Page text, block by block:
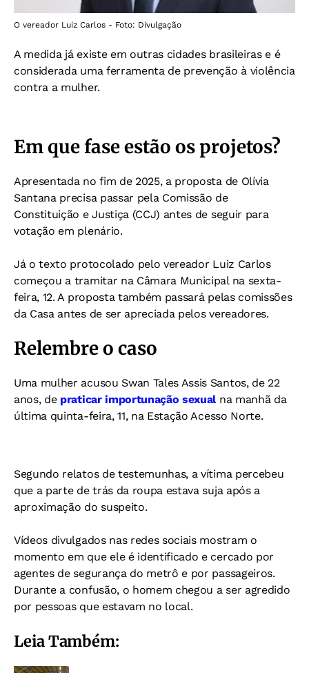
O vereador Luiz Carlos - Foto: Divulgação
A medida já existe em outras cidades brasileiras e é
considerada uma ferramenta de prevenção à violência
contra a mulher.
Em que fase estão os projetos?
Apresentada no fim de 2025, a proposta de Olívia
Santana precisa passar pela Comissão de
Constituição e Justiça (CCJ) antes de seguir para
votação em plenário.
Já o texto protocolado pelo vereador Luiz Carlos
começou a tramitar na Câmara Municipal na sexta-
feira, 12. A proposta também passará pelas comissões
da Casa antes de ser apreciada pelos vereadores.
Relembre o caso
Uma mulher acusou Swan Tales Assis Santos, de 22
anos, de praticar importunação sexual na manhã da
última quinta-feira, 11, na Estação Acesso Norte.
Segundo relatos de testemunhas, a vítima percebeu
que a parte de trás da roupa estava suja após a
aproximação do suspeito.
Vídeos divulgados nas redes sociais mostram o
momento em que ele é identificado e cercado por
agentes de segurança do metrô e por passageiros.
Durante a confusão, o homem chegou a ser agredido
por pessoas que estavam no local.
Leia Também: